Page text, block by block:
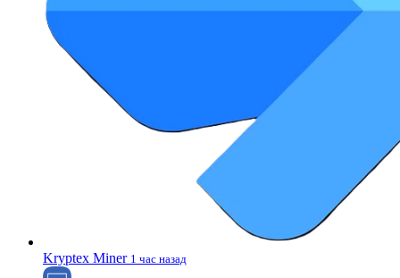
Kryptex Miner 1 час назад